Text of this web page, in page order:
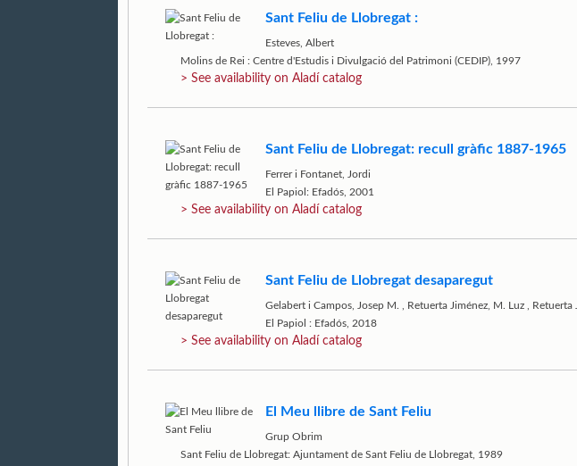
Sant Feliu de Llobregat :
Esteves, Albert
Molins de Rei : Centre d'Estudis i Divulgació del Patrimoni (CEDIP), 1997
> See availability on Aladí catalog
Sant Feliu de Llobregat: recull gràfic 1887-1965
Ferrer i Fontanet, Jordi
El Papiol: Efadós, 2001
> See availability on Aladí catalog
Sant Feliu de Llobregat desaparegut
Gelabert i Campos, Josep M. Retuerta Jiménez, M. Luz
Retuerta
El Papiol : Efadós, 2018
> See availability on Aladí catalog
El Meu llibre de Sant Feliu
Grup Obrim
Sant Feliu de Llobregat: Ajuntament de Sant Feliu de Llobregat, 1989